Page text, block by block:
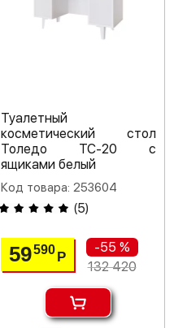
Туалетный
косметический стол
Толедо ТС-20 с
ящиками белый
Код товара: 253604
(5)
59590 Р
-55 %
132 420